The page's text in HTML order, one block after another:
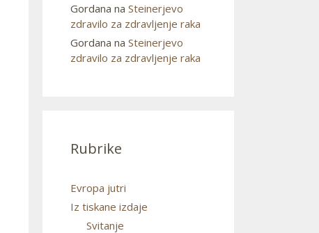
Gordana na Steinerjevo
zdravilo za zdravljenje raka
Gordana na Steinerjevo
zdravilo za zdravljenje raka
Rubrike
Evropa jutri
Iz tiskane izdaje
Svitanje